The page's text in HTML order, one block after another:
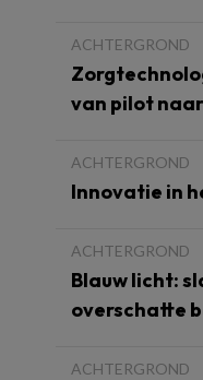
ACHTERGROND
van pilot
ACHTERGROND
Innovatie in
ACHTERGROND
Blauw licht:
overschatte
ACHTERGROND